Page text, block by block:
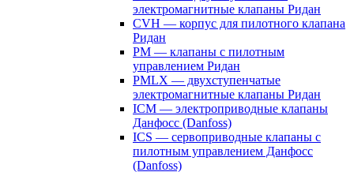
электромагнитные клапаны Ридан
CVH — корпус для пилотного клапана
Ридан
PM — клапаны с пилотным
управлением Ридан
PMLX — двухступенчатые
электромагнитные клапаны Ридан
ICM — электроприводные клапаны
Данфосс (Danfoss)
ICS — сервоприводные клапаны с
пилотным управлением Данфосс
(Danfoss)